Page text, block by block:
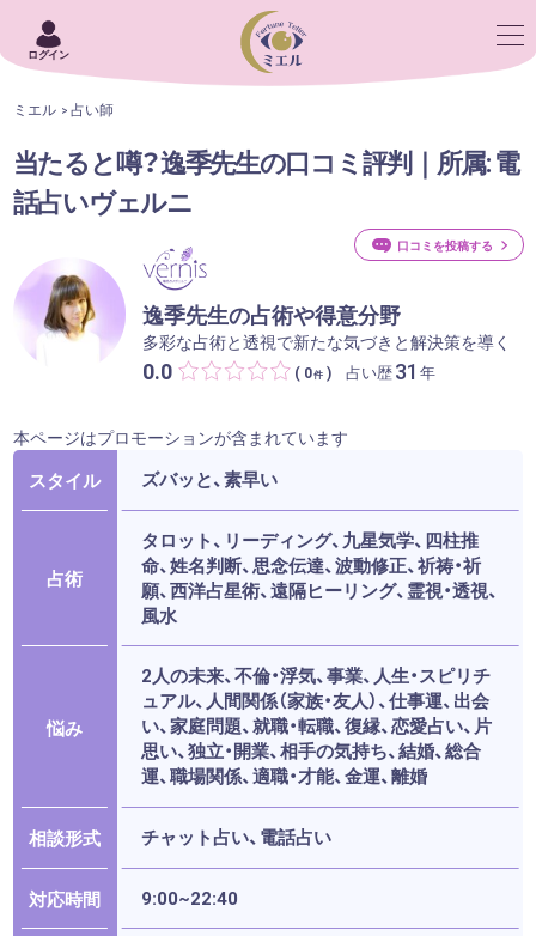
ログイン
ミエル 占い師
当たると噂？逸季先生の口コミ評判｜所属: 電
話占いヴェルニ
逸季先生の占術や得意分野
多彩な占術と透視で新たな気づきと解決策を導く
0.0 ( 0件 ) 占い歴31 年
口コミを投稿する
本ページはプロモーションが含まれています
スタイル ズバッと、素早い
占術
タロット、リーディング、九星気学、四柱推
命、姓名判断、思念伝達、波動修正、祈祷・祈
願、西洋占星術、遠隔ヒーリング、霊視・透視、
風水
悩み
2人の未来、不倫・浮気、事業、人生・スピリチ
ュアル、人間関係（家族・友人）、仕事運、出会
い、家庭問題、就職・転職、復縁、恋愛占い、片
思い、独立・開業、相手の気持ち、結婚、総合
運、職場関係、適職・才能、金運、離婚
相談形式 チャット占い、電話占い
対応時間 9:00~22:40